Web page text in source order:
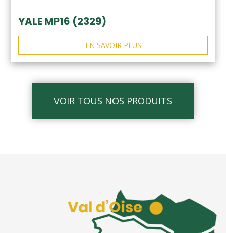
YALE MP16 (2329)
EN SAVOIR PLUS
VOIR TOUS NOS PRODUITS